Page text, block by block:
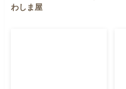
わしま屋